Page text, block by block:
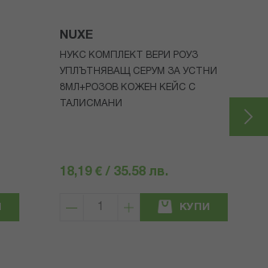
NUXE
НУКС КОМПЛЕКТ ВЕРИ РОУЗ
УПЛЪТНЯВАЩ СЕРУМ ЗА УСТНИ
8МЛ+РОЗОВ КОЖЕН КЕЙС С
ТАЛИСМАНИ
18,19 € / 35.58 лв.
КУПИ